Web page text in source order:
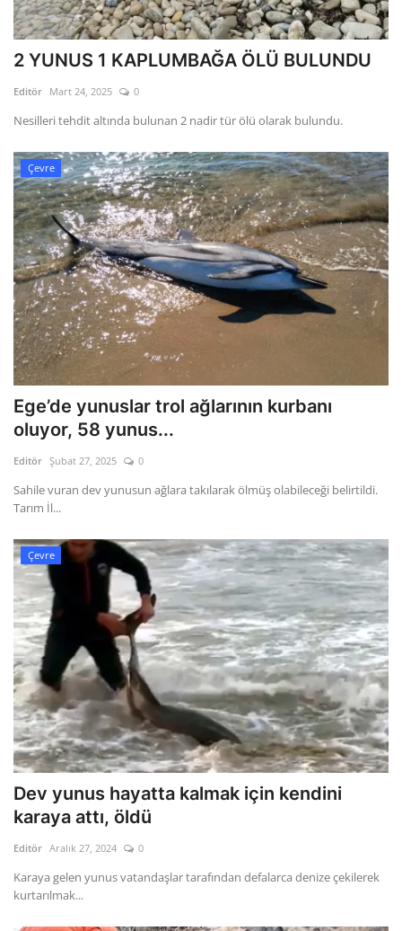
2 YUNUS 1 KAPLUMBAĞA ÖLÜ BULUNDU
Editör Mart 24, 2025 0
Nesilleri tehdit altında bulunan 2 nadir tür ölü olarak bulundu.
Çevre
Ege’de yunuslar trol ağlarının kurbanı
oluyor, 58 yunus...
Editör Şubat 27, 2025 0
Sahile vuran dev yunusun ağlara takılarak ölmüş olabileceği belirtildi.
Tarım İl...
Çevre
Dev yunus hayatta kalmak için kendini
karaya attı, öldü
Editör Aralık 27, 2024 0
Karaya gelen yunus vatandaşlar tarafından defalarca denize çekilerek
kurtarılmak...